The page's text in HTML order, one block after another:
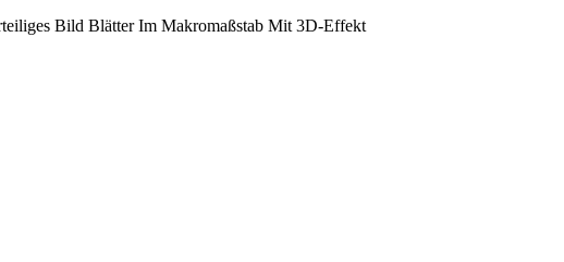
Bild Blätter Im Makromaßstab Mit 3D-Effekt